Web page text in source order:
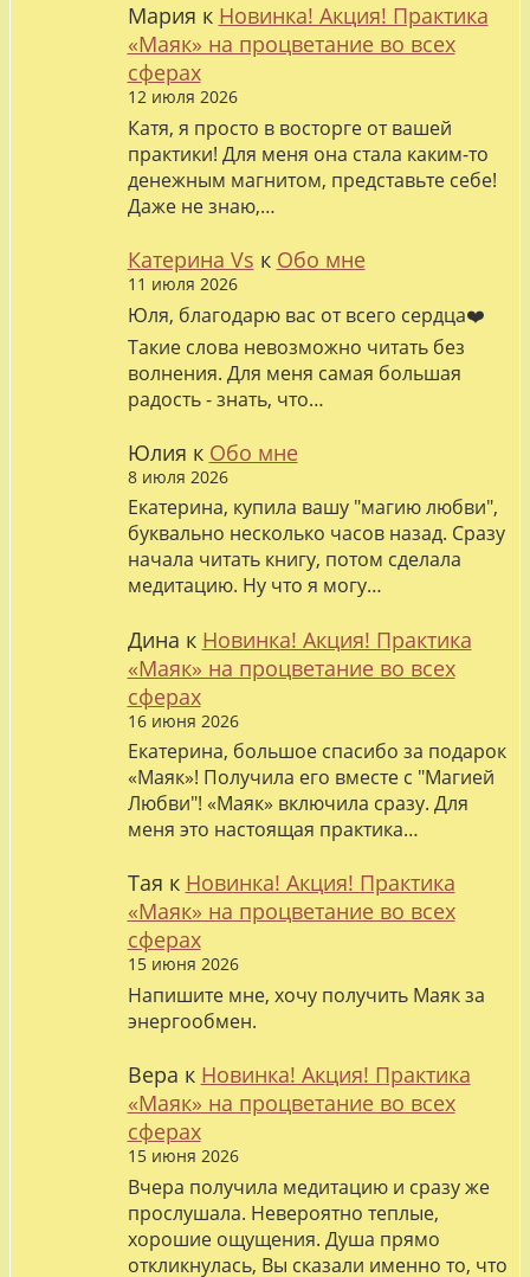
Мария к Новинка! Акция! Практика
«Маяк» на процветание во всех
сферах
12 июля 2026
Катя, я просто в восторге от вашей
практики! Для меня она стала каким-то
денежным магнитом, представьте себе!
Даже не знаю,…
Катерина Vs к Обо мне
11 июля 2026
Юля, благодарю вас от всего сердца❤️
Такие слова невозможно читать без
волнения. Для меня самая большая
радость - знать, что…
Юлия к Обо мне
8 июля 2026
Екатерина, купила вашу "магию любви",
буквально несколько часов назад. Сразу
начала читать книгу, потом сделала
медитацию. Ну что я могу…
Дина к Новинка! Акция! Практика
«Маяк» на процветание во всех
сферах
16 июня 2026
Екатерина, большое спасибо за подарок
«Маяк»! Получила его вместе с "Магией
Любви"! «Маяк» включила сразу. Для
меня это настоящая практика…
Тая к Новинка! Акция! Практика
«Маяк» на процветание во всех
сферах
15 июня 2026
Напишите мне, хочу получить Маяк за
энергообмен.
Вера к Новинка! Акция! Практика
«Маяк» на процветание во всех
сферах
15 июня 2026
Вчера получила медитацию и сразу же
прослушала. Невероятно теплые,
хорошие ощущения. Душа прямо
откликнулась, Вы сказали именно то, что